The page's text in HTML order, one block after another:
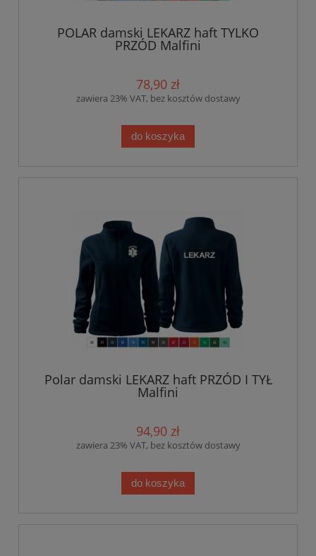
POLAR damski LEKARZ haft TYLKO
PRZÓD Malfini
78,90 zł
zawiera 23% VAT, bez kosztów dostawy
do koszyka
Polar damski LEKARZ haft PRZÓD I TYŁ
Malfini
94,90 zł
zawiera 23% VAT, bez kosztów dostawy
do koszyka